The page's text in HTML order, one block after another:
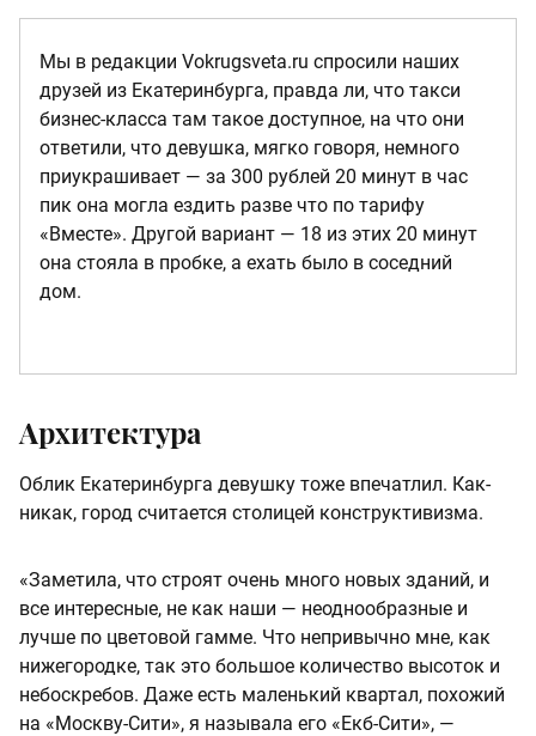
Мы в редакции Vokrugsveta.ru спросили наших
друзей из Екатеринбурга, правда ли, что такси
бизнес-класса там такое доступное, на что они
ответили, что девушка, мягко говоря, немного
приукрашивает — за 300 рублей 20 минут в час
пик она могла ездить разве что по тарифу
«Вместе». Другой вариант — 18 из этих 20 минут
она стояла в пробке, а ехать было в соседний
дом.
Архитектура
Облик Екатеринбурга девушку тоже впечатлил. Как-
никак, город считается столицей конструктивизма.
«Заметила, что строят очень много новых зданий, и
все интересные, не как наши — неоднообразные и
лучше по цветовой гамме. Что непривычно мне, как
нижегородке, так это большое количество высоток и
небоскребов. Даже есть маленький квартал, похожий
на «Москву-Сити», я называла его «Екб-Сити», —